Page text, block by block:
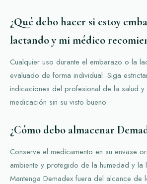
¿Qué debo hacer si estoy
lactando y mi médico
Cualquier uso durante el embarazo o la
evaluado de forma individual. Siga
indicaciones del profesional de la salud y
medicación sin su visto bueno.
¿Cómo debo almacenar
Conserve el medicamento en su envase
ambiente y protegido de la humedad y la
Mantenga Demadex fuera del alcance de